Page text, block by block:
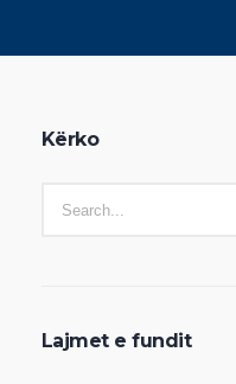
Kërko
Lajmet e fundit